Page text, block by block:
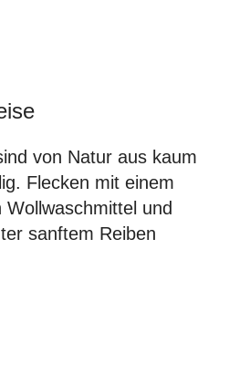
von Natur aus kaum
Flecken mit einem
Wollwaschmittel und
sanftem Reiben